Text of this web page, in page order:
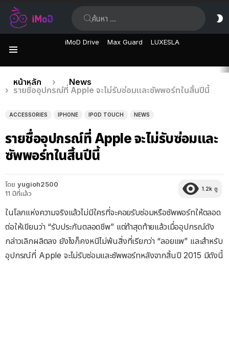
iMoD Drive Max Guard LUXESLA
เรื่อง
ล่าสุด
คุณอยู่ที่นี่:
หน้าหลัก
News
รายชื่ออุปกรณ์ที่ Apple จะไม่รับซ่อมและซัพพอร์ทในสิ้นปีนี้
ACCESSORIES IPHONE IPOD TOUCH NEWS
รายชื่ออุปกรณ์ที่ Apple จะไม่รับซ่อมและ
ซัพพอร์ทในสิ้นปีนี้
โดย yugioh2500
11 ปีที่แล้ว
1.2k ดู
ในโลกแห่งความจริงแล้วไม่มีใครที่จะคอยรับซ่อมหรือซัพพอร์ทให้ตลอด
ต่อให้เขียนว่า “รับประกันตลอดชีพ” แต่ถ้าสุดท้ายแล้วเมื่ออุปกรณ์ดัง
กล่าวเลิกผลิตลง ยังไงก็คงหนีไม่พ้นสิ่งที่เรียกว่า “ลอยแพ” และสำหรับ
อุปกรณ์ที่ Apple จะไม่รับซ่อมและซัพพอร์ทหลังจากสิ้นปี 2015 มีดังนี้